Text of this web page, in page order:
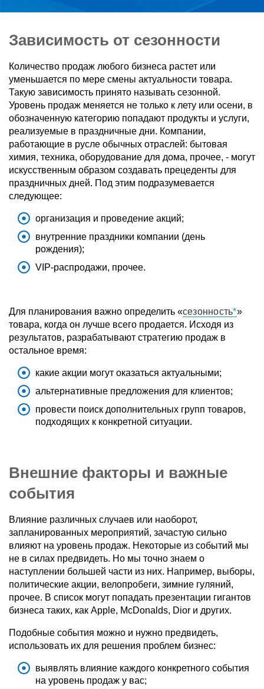
Зависимость от сезонности
Количество продаж любого бизнеса растет или
уменьшается по мере смены актуальности товара.
Такую зависимость принято называть сезонной.
Уровень продаж меняется не только к лету или осени, в
обозначенную категорию попадают продукты и услуги,
реализуемые в праздничные дни. Компании,
работающие в русле обычных отраслей: бытовая
химия, техника, оборудование для дома, прочее, - могут
искусственным образом создавать прецеденты для
праздничных дней. Под этим подразумевается
следующее:
организация и проведение акций;
внутренние праздники компании (день
рождения);
VIP-распродажи, прочее.
Для планирования важно определить «сезонность »
товара, когда он лучше всего продается. Исходя из
результатов, разрабатывают стратегию продаж в
остальное время:
какие акции могут оказаться актуальными;
альтернативные предложения для клиентов;
провести поиск дополнительных групп товаров,
подходящих к конкретной ситуации.
Внешние факторы и важные
события
Влияние различных случаев или наоборот,
запланированных мероприятий, зачастую сильно
влияют на уровень продаж. Некоторые из событий мы
не в силах предвидеть. Но мы точно знаем о
наступлении большей части из них. Например, выборы,
политические акции, велопробеги, зимние гуляний,
прочее. В список могут попадать презентации гигантов
бизнеса таких, как Apple, McDonalds, Dior и других.
Подобные события можно и нужно предвидеть,
использовать их для решения проблем бизнес:
выявлять влияние каждого конкретного события
на уровень продаж у вас;